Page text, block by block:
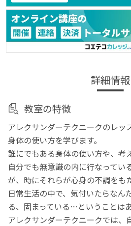
詳細情報
教室の特徴
アレクサンダーテクニークのレッ
身体の使い方を学びます。
誰にでもある身体の使い方や、考
自分でも無意識の内に行なってい
が、時にそれらが心身の不調をも
日常生活の中で、気付いたらなん
る、固まっている…ということは
アレクサンダーテクニークでは、